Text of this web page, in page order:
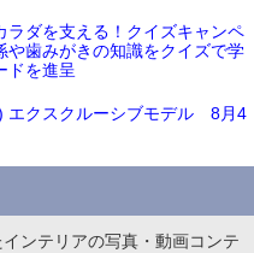
ラダを支える！クイズキャンペ
歯みがきの知識をクイズで学
ドを進呈
エクスクルーシブモデル 8月4
ンテリアの写真・動画コンテ